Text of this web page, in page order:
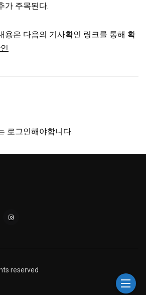
가 주목된다.
용은 다음의 기사확인 링크를 통해 확
로그인해야합니다.
reserved